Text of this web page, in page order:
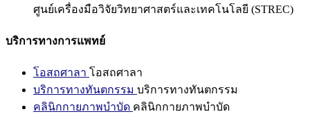
ศูนย์เครื่องมือวิจัยวิทยาศาสตร์และเทคโนโลยี (STREC)
บริการทางการแพทย์
โอสถศาลา โอสถศาลา
บริการทางทันตกรรม บริการทางทันตกรรม
คลินิกกายภาพบำบัด คลินิกกายภาพบำบัด